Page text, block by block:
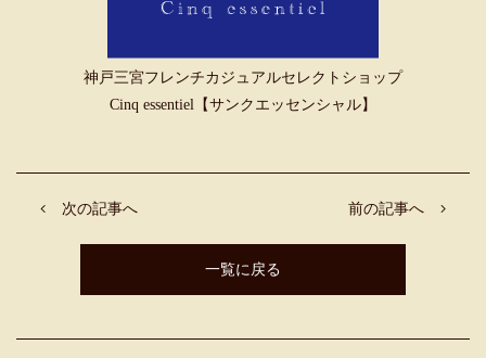
神戸三宮フレンチカジュアルセレクトショップ
Cinq essentiel【サンクエッセンシャル】
前の記事へ
次の記事へ
一覧に戻る